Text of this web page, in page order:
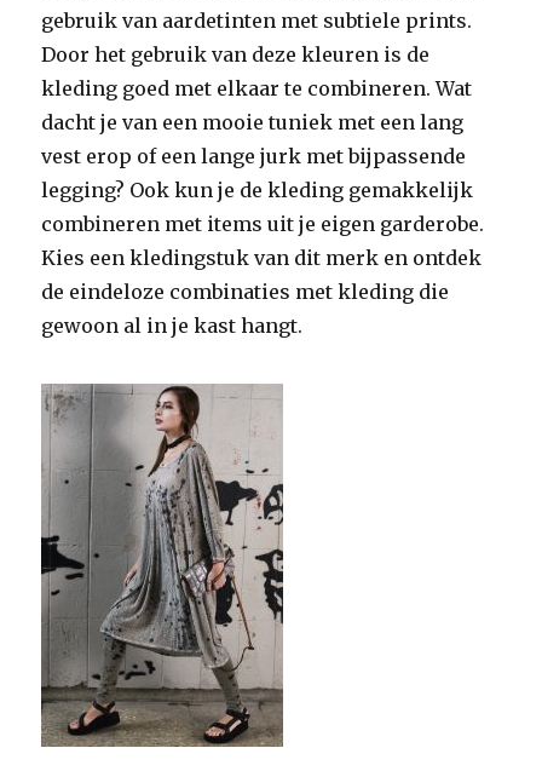
gebruik van aardetinten met subtiele prints.
Door het gebruik van deze kleuren is de
kleding goed met elkaar te combineren. Wat
dacht je van een mooie tuniek met een lang
vest erop of een lange jurk met bijpassende
legging? Ook kun je de kleding gemakkelijk
combineren met items uit je eigen garderobe.
Kies een kledingstuk van dit merk en ontdek
de eindeloze combinaties met kleding die
gewoon al in je kast hangt.